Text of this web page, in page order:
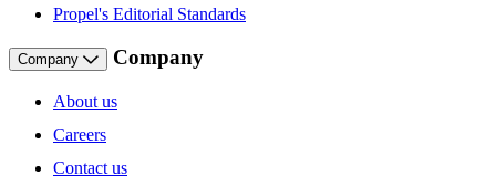
Propel's Editorial Standards
Company Company
About us
Careers
Contact us